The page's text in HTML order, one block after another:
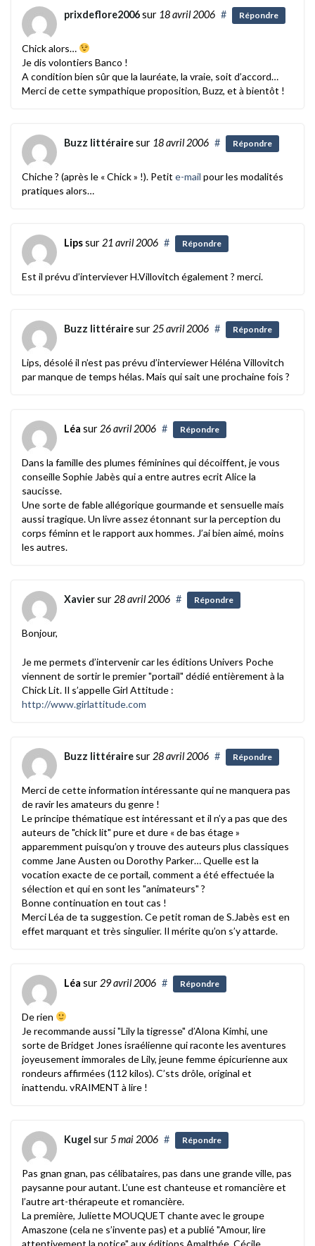
prixdeflore2006sur 18 avril 2006 # Répondre
Chick alors…
Je dis volontiers Banco !
A condition bien sûr que la lauréate, la vraie, soit d’accord…
Merci de cette sympathique proposition, Buzz, et à bientôt !
Buzz littérairesur 18 avril 2006 # Répondre
Chiche ? (après le « Chick » !). Petit e-mail pour les modalités
pratiques alors…
Lipssur 21 avril 2006 # Répondre
Est il prévu d’interviever H.Villovitch également ? merci.
Buzz littérairesur 25 avril 2006 # Répondre
Lips, désolé il n’est pas prévu d’interviewer Héléna Villovitch
par manque de temps hélas. Mais qui sait une prochaine fois ?
Léa sur 26 avril 2006 # Répondre
Dans la famille des plumes féminines qui décoiffent, je vous
conseille Sophie Jabès qui a entre autres ecrit Alice la
saucisse.
Une sorte de fable allégorique gourmande et sensuelle mais
aussi tragique. Un livre assez étonnant sur la perception du
corps féminn et le rapport aux hommes. J’ai bien aimé, moins
les autres.
Xaviersur 28 avril 2006 # Répondre
Bonjour,
Je me permets d’intervenir car les éditions Univers Poche
viennent de sortir le premier "portail" dédié entièrement à la
Chick Lit. Il s’appelle Girl Attitude :
http://www.girlattitude.com
Buzz littérairesur 28 avril 2006 # Répondre
Merci de cette information intéressante qui ne manquera pas
de ravir les amateurs du genre !
Le principe thématique est intéressant et il n’y a pas que des
auteurs de "chick lit" pure et dure « de bas étage »
apparemment puisqu’on y trouve des auteurs plus classiques
comme Jane Austen ou Dorothy Parker… Quelle est la
vocation exacte de ce portail, comment a été effectuée la
sélection et qui en sont les "animateurs" ?
Bonne continuation en tout cas !
Merci Léa de ta suggestion. Ce petit roman de S.Jabès est en
effet marquant et très singulier. Il mérite qu’on s’y attarde.
Léa sur 29 avril 2006 # Répondre
De rien
Je recommande aussi "Lily la tigresse" d’Alona Kimhi, une
sorte de Bridget Jones israélienne qui raconte les aventures
joyeusement immorales de Lily, jeune femme épicurienne aux
rondeurs affirmées (112 kilos). C’sts drôle, original et
inattendu. vRAIMENT à lire !
Kugel sur5 mai 2006 # Répondre
Pas gnan gnan, pas célibataires, pas dans une grande ville, pas
paysanne pour autant. L’une est chanteuse et romancière et
l’autre art-thérapeute et romancière.
La première, Juliette MOUQUET chante avec le groupe
Amaszone (cela ne s’invente pas) et a publié "Amour, lire
attentivement la notice" aux éditions Amalthée. Cécile